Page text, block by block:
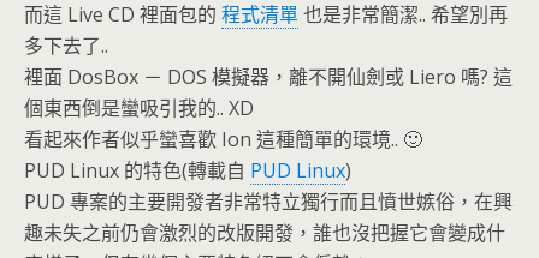
而這 Live CD 裡面包的 程式清單也是非常簡潔.. 希望別再
多下去了..
裡面 DosBox － DOS 模擬器，離不開仙劍或 Liero 嗎? 這
個東西倒是蠻吸引我的.. XD
看起來作者似乎蠻喜歡 Ion 這種簡單的環境.. 🙂
PUD Linux 的特色(轉載自 PUD Linux)
PUD 專案的主要開發者非常特立獨行而且憤世嫉俗，在興
趣未失之前仍會激烈的改版開發，誰也沒把握它會變成什